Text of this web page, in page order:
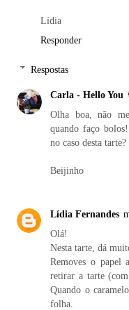
Lídia
Responder
Respostas
Carla - Hello You
Olha boa, não
quando faço
no caso desta tarte?
Beijinho
Lídia Fernandes
Olá!
Nesta tarte, dá
Removes o papel
retirar a tarte
Quando o
folha.